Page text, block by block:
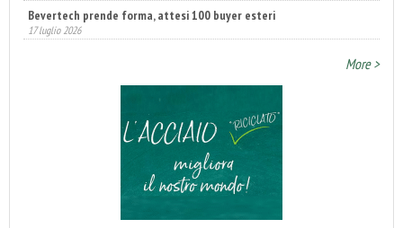
Bevertech prende forma, attesi 100 buyer esteri
17 luglio 2026
More >